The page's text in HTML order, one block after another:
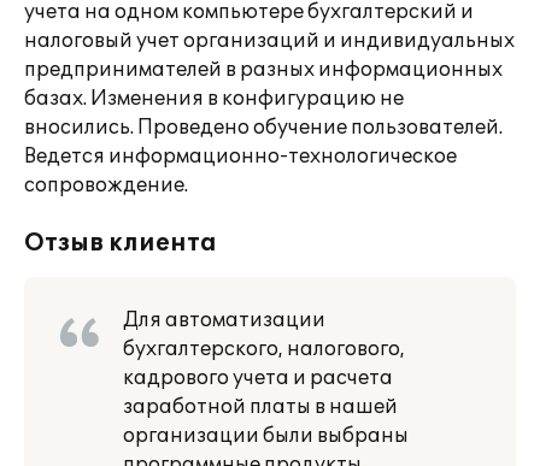
учета на одном компьютере бухгалтерский и
налоговый учет организаций и индивидуальных
предпринимателей в разных информационных
базах. Изменения в конфигурацию не
вносились. Проведено обучение пользователей.
Ведется информационно-технологическое
сопровождение.
Отзыв клиента
Для автоматизации
бухгалтерского, налогового,
кадрового учета и расчета
заработной платы в нашей
организации были выбраны